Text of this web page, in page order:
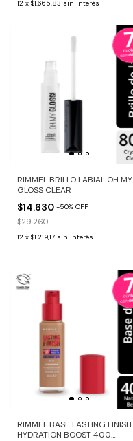
12 x $1.665,83 sin interés
RIMMEL BRILLO LABIAL OH MY
GLOSS CLEAR
$14.630 -50% OFF
$29.260
12 x $1.219,17 sin interés
RIMMEL BASE LASTING FINISH
HYDRATION BOOST 400